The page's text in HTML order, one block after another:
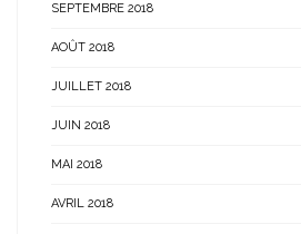
SEPTEMBRE 2018
AOÛT 2018
JUILLET 2018
JUIN 2018
MAI 2018
AVRIL 2018